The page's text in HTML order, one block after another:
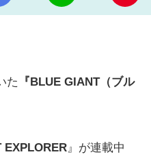
た
『BLUE GIANT（ブル
EXPLORER』が連載中